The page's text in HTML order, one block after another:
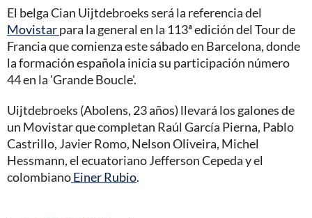
El belga Cian Uijtdebroeks será la referencia del
Movistarpara la general en la 113ª edición del Tour de
Francia que comienza este sábado en Barcelona, donde
la formación española inicia su participación número
44 en la 'Grande Boucle'.
Uijtdebroeks (Abolens, 23 años) llevará los galones de
un Movistar que completan Raúl García Pierna, Pablo
Castrillo, Javier Romo, Nelson Oliveira, Michel
Hessmann, el ecuatoriano Jefferson Cepeda y el
colombianoEiner Rubio.